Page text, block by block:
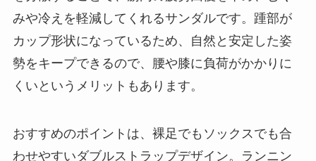
みや冷えを軽減してくれるサンダルです。踵部が
カップ形状になっているため、自然と安定した姿
勢をキープできるので、腰や膝に負荷がかかりに
くいというメリットもあります。
おすすめのポイントは、裸足でもソックスでも合
わせやすいダブルストラップデザイン。ランニン